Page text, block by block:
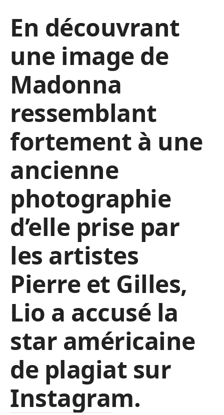
En découvrant
une image de
Madonna
ressemblant
fortement à une
ancienne
photographie
d’elle prise par
les artistes
Pierre et Gilles,
Lio a accusé la
star américaine
de plagiat sur
Instagram.